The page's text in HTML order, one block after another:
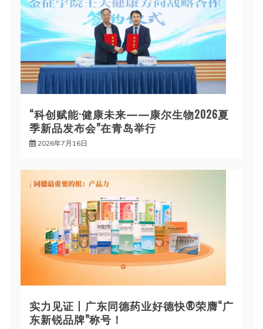
“科创赋能·健康未来——康尔生物2026夏
季新品发布会”在青岛举行
2026年7月16日
实力见证丨广东同德药业好德快®荣膺“广
东新锐品牌”称号！